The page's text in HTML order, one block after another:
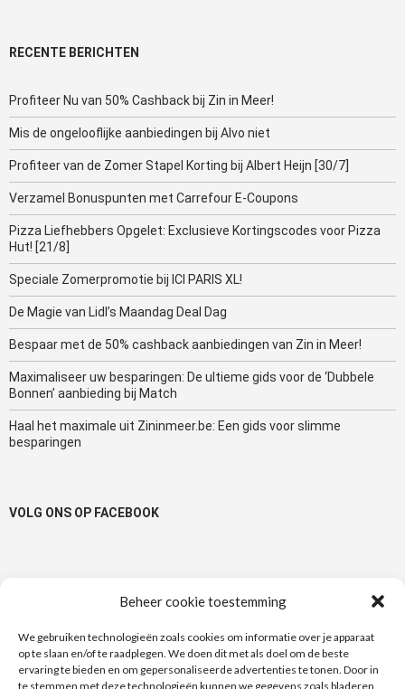
Beheer cookie toestemming
We gebruiken technologieën zoals cookies om informatie over je apparaat
op te slaan en/of te raadplegen. We doen dit met als doel om de beste
ervaring te bieden en om gepersonaliseerde advertenties te tonen. Door in
te stemmen met deze technologieën kunnen we gegevens zoals bladeren
RECENTE BERICHTEN
Profiteer Nu van 50% Cashback bij Zin in Meer!
Mis de ongelooflijke aanbiedingen bij Alvo niet
Profiteer van de Zomer Stapel Korting bij Albert Heijn [30/7]
Verzamel Bonuspunten met Carrefour E-Coupons
Pizza Liefhebbers Opgelet: Exclusieve Kortingscodes voor Pizza
Hut! [21/8]
Speciale Zomerpromotie bij ICI PARIS XL!
De Magie van Lidl’s Maandag Deal Dag
Bespaar met de 50% cashback aanbiedingen van Zin in Meer!
Maximaliseer uw besparingen: De ultieme gids voor de ‘Dubbele
Bonnen’ aanbieding bij Match
Haal het maximale uit Zininmeer.be: Een gids voor slimme
besparingen
VOLG ONS OP FACEBOOK
1+11+1 gratis50%100% Terugbetaald actie